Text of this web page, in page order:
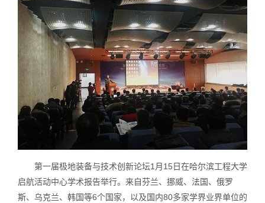
第一届极地装备与技术创新论坛1月15日在哈尔滨工程大学
启航活动中心学术报告举行。来自芬兰、挪威、法国、俄罗
斯、乌克兰、韩国等6个国家，以及国内80多家学界业界单位的